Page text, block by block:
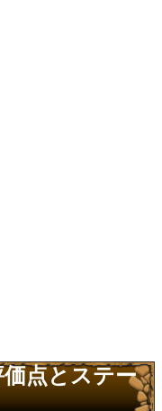
点とステー